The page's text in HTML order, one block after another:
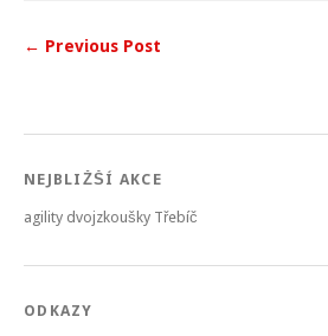
← Previous Post
NEJBLIŽŠÍ AKCE
agility dvojzkoušky Třebíč
ODKAZY